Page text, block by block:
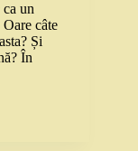
ca un
câte
Și
În